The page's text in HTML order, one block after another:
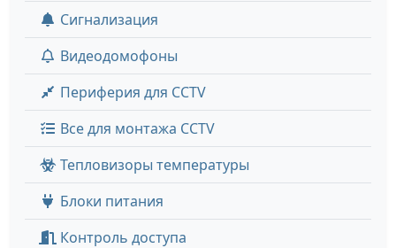
Сигнализация
Видеодомофоны
Периферия для CCTV
Все для монтажа CCTV
Тепловизоры температуры
Блоки питания
Контроль доступа